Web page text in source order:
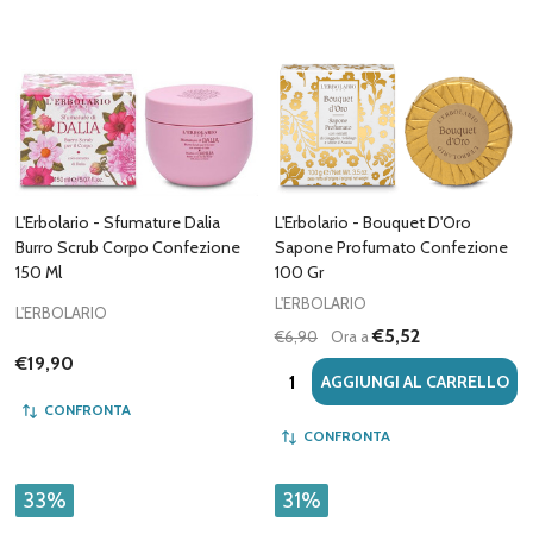
L'Erbolario - Sfumature Dalia
Burro Scrub Corpo Confezione
150 Ml
L'ERBOLARIO
€19,90
CONFRONTA
L'Erbolario - Bouquet D'Oro
Sapone Profumato Confezione
100 Gr
L'ERBOLARIO
€6,90
Ora a€5,52
Quantità:AGGIUNGI AL CARRELLO
CONFRONTA
33% 31%